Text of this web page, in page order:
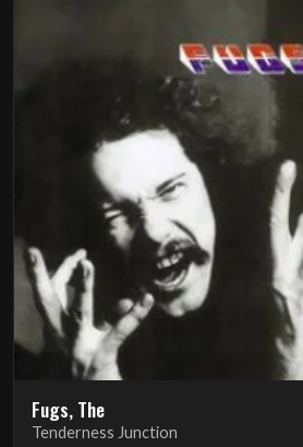
Fugs, The
Tenderness Junction